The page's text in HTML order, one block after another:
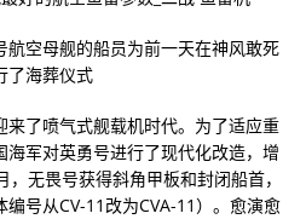
空母舰的船员为前一天在神风敢死
了海葬仪式
了喷气式舰载机时代。为了适应重
军对英勇号进行了现代化改造，增
无畏号获得斜角甲板和封闭船首，
号从CV-11改为CVA-11）。愈演愈